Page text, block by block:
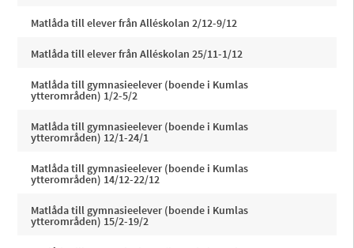
Matlåda till elever från Alléskolan 2/12-9/12
Matlåda till elever från Alléskolan 25/11-1/12
Matlåda till gymnasieelever (boende i Kumlas
ytterområden) 1/2-5/2
Matlåda till gymnasieelever (boende i Kumlas
ytterområden) 12/1-24/1
Matlåda till gymnasieelever (boende i Kumlas
ytterområden) 14/12-22/12
Matlåda till gymnasieelever (boende i Kumlas
ytterområden) 15/2-19/2